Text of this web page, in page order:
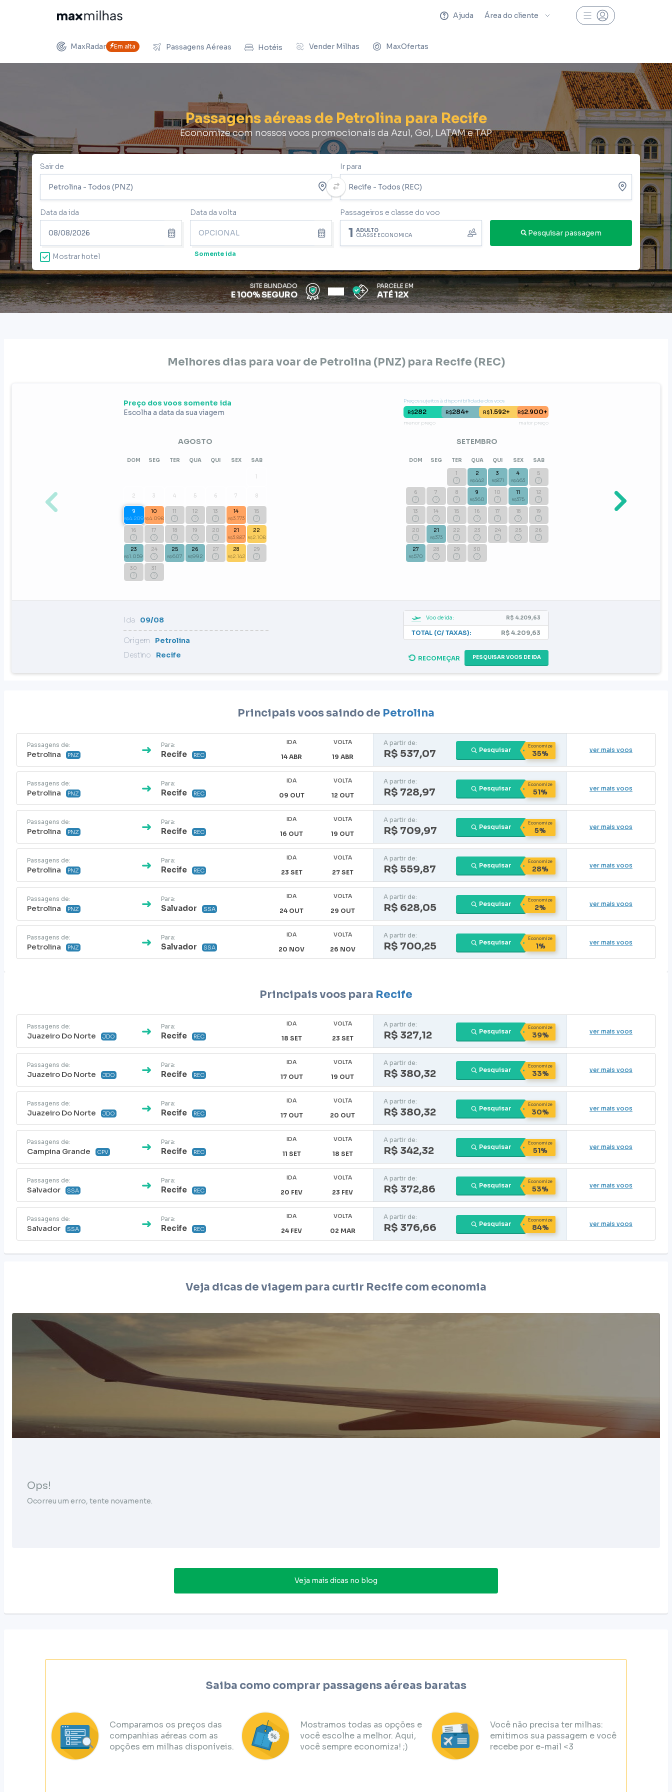
Ajuda Área do cliente
MaxRadar Em alta Passagens Aéreas Hotéis Vender Milhas MaxOfertas
Passagens aéreas de Petrolina para Recife
Economize com nossos voos promocionais da Azul, Gol, LATAM e TAP
Sair de Ir para
Data da ida Data da volta
Somente ida
Mostrar hotel
Passageiros e classe do voo
1 ADULTO
CLASSE ECONÔMICA Pesquisar passagem
SITE BLINDADO
E 100% SEGURO
PARCELE EM
ATÉ 12X
Melhores dias para voar de Petrolina (PNZ)para Recife (REC)
Preço dos voos somente ida
Escolha a data da sua viagem
Preços sujeitos à disponibilidade dos voos
R$282 R$284+ R$1.592+ R$2.900+
menor preço maior preço
AGOSTO
DOM SEG TER QUA QUI SEX SAB
1
2 3 4 5 6 7 8
9
R$4.209
10
R$4.098
11
?
12
?
13
?
14
R$3.773
15
?
16
?
17
?
18
?
19
?
20
?
21
R$3.887
22
R$2.108
23
R$1.059
24
?
25
R$607
26
R$992
27
?
28
R$2.142
29
?
30
?
31
?
SETEMBRO
DOM SEG TER QUA QUI SEX
SAB
1
?
2
R$442
3
R$871
4
R$463
5
?
6
?
7
?
8
?
9
R$360
10
?
11
R$375
12
?
13
?
14
?
15
?
16
?
17
?
18
?
19
?
20
?
21
R$373
22
?
23
?
24
?
25
?
26
?
27
R$570
28
?
29
?
30
?
Ida 09/08
Origem
Petrolina
Destino
Recife
Voo de ida: R$ 4.209,63
TOTAL (C/ TAXAS): R$ 4.209,63
PESQUISAR VOOS DE IDA
RECOMEÇAR
Principais voos saindo de Petrolina
Passagens de:
Petrolina PNZ
Para:
Recife REC
IDA
14 ABR
VOLTA
19 ABR
A partir de:
R$ 537,07 Pesquisar
Economize
35% ver mais voos
Passagens de:
Petrolina PNZ
Para:
Recife REC
IDA
09 OUT
VOLTA
12 OUT
A partir de:
R$ 728,97 Pesquisar
Economize
51% ver mais voos
Passagens de:
Petrolina PNZ
Para:
Recife REC
IDA
16 OUT
VOLTA
19 OUT
A partir de:
R$ 709,97 Pesquisar
Economize
5% ver mais voos
Passagens de:
Petrolina PNZ
Para:
Recife REC
IDA
23 SET
VOLTA
27 SET
A partir de:
R$ 559,87 Pesquisar
Economize
28% ver mais voos
Passagens de:
Petrolina PNZ
Para:
Salvador SSA
IDA
24 OUT
VOLTA
29 OUT
A partir de:
R$ 628,05 Pesquisar
Economize
2% ver mais voos
Passagens de:
Petrolina PNZ
Para:
Salvador SSA
IDA
20 NOV
VOLTA
26 NOV
A partir de:
R$ 700,25 Pesquisar
Economize
1% ver mais voos
Principais voos para Recife
Passagens de:
Juazeiro Do Norte JDO
Para:
Recife REC
IDA
18 SET
VOLTA
23 SET
A partir de:
R$ 327,12 Pesquisar
Economize
39% ver mais voos
Passagens de:
Juazeiro Do Norte JDO
Para:
Recife REC
IDA
17 OUT
VOLTA
19 OUT
A partir de:
R$ 380,32 Pesquisar
Economize
33% ver mais voos
Passagens de:
Juazeiro Do Norte JDO
Para:
Recife REC
IDA
17 OUT
VOLTA
20 OUT
A partir de:
R$ 380,32 Pesquisar
Economize
30% ver mais voos
Passagens de:
Campina Grande CPV
Para:
Recife REC
IDA
11 SET
VOLTA
18 SET
A partir de:
R$ 342,32 Pesquisar
Economize
51% ver mais voos
Passagens de:
Salvador SSA
Para:
Recife REC
IDA
20 FEV
VOLTA
23 FEV
A partir de:
R$ 372,86 Pesquisar
Economize
53% ver mais voos
Passagens de:
Salvador SSA
Para:
Recife REC
IDA
24 FEV
VOLTA
02 MAR
A partir de:
R$ 376,66 Pesquisar
Economize
84% ver mais voos
Veja dicas de viagem para curtir Recife com economia
Ops!
Ocorreu um erro, tente novamente.
Veja mais dicas no blog
Saiba como comprar passagens aéreas baratas
Comparamos os preços das
companhias aéreas com as
opções em milhas disponíveis.
Mostramos todas as opções e
você escolhe a melhor. Aqui,
você sempre economiza! ;)
Você não precisa ter milhas:
emitimos sua passagem e você
recebe por e-mail <3